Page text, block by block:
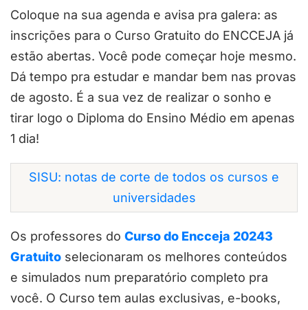
Coloque na sua agenda e avisa pra galera: as
inscrições para o Curso Gratuito do ENCCEJA já
estão abertas. Você pode começar hoje mesmo.
Dá tempo pra estudar e mandar bem nas provas
de agosto. É a sua vez de realizar o sonho e
tirar logo o Diploma do Ensino Médio em apenas
1 dia!
SISU: notas de corte de todos os cursos e
universidades
Os professores do Curso do Encceja 20243
Gratuito selecionaram os melhores conteúdos
e simulados num preparatório completo pra
você. O Curso tem aulas exclusivas, e-books,